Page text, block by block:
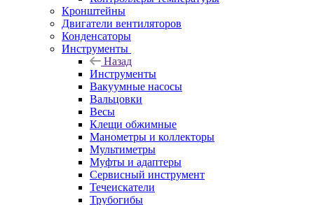
Кронштейны
Двигатели вентиляторов
Конденсаторы
Инструменты
Назад
Инструменты
Вакуумные насосы
Вальцовки
Весы
Клещи обжимные
Манометры и коллекторы
Мультиметры
Муфты и адаптеры
Сервисный инструмент
Течеискатели
Трубогибы